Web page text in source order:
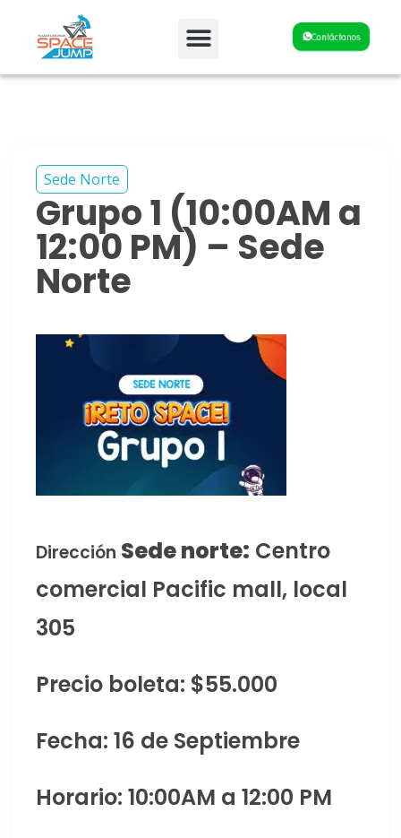
Contáctanos
Sede Norte
Grupo 1 (10:00AM a
12:00 PM) – Sede
Norte
Dirección Sede norte: Centro
comercial Pacific mall, local
305
Precio boleta: $55.000
Fecha: 16 de Septiembre
Horario: 10:00AM a 12:00 PM